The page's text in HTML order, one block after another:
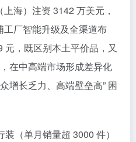
海）注资 3142 万美元，
厂智能升级及全渠道布
元，既区别本土平价品，又
在中高端市场形成差异化
增长乏力、高端壁垒高” 困
（单月销量超 3000 件）